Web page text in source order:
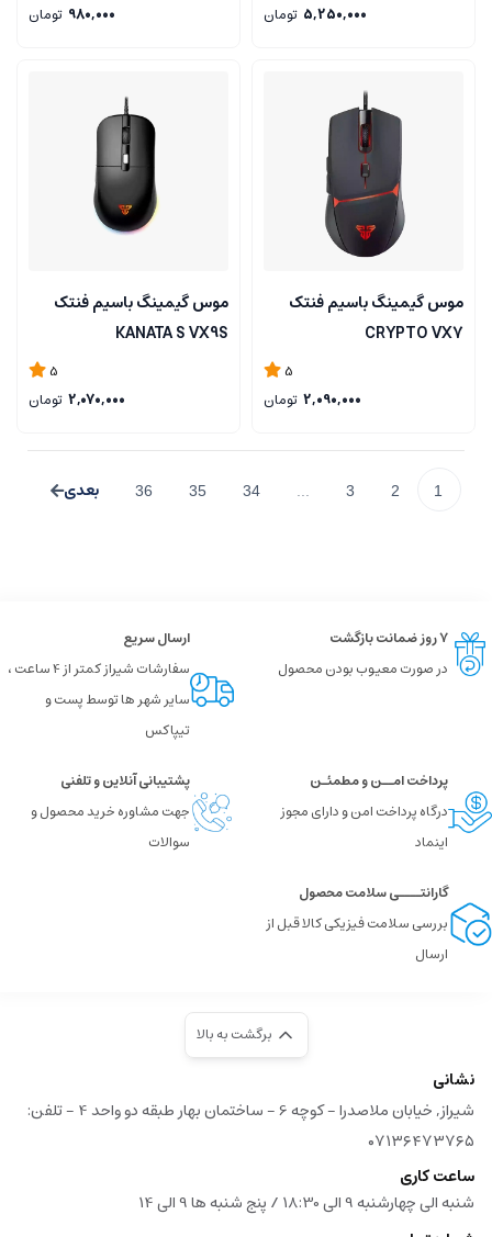
5,250,000 تومان
980,000 تومان
موس گیمینگ باسیم فنتک
CRYPTO VX7
5
2,090,000 تومان
موس گیمینگ باسیم فنتک
KANATA S VX9S
5
2,070,000 تومان
1
2
3
34
35
36
۷ روز ضمانت بازگشت
در صورت معیوب بودن محصول
ارسال سریع
سفارشات شیراز کمتر از 4 ساعت ،
سایر شهر ها توسط پست و
تیپاکس
پرداخت امــن و مطمئـن
درگاه پرداخت امن و دارای مجوز
اینماد
پشتیبانی آنلاین و تلفنی
جهت مشاوره خرید محصول و
سوالات
گارانتــــی سلامت محصول
بررسی سلامت فیزیکی کالا قبل از
ارسال
برگشت به بالا
نشانی
شیراز, خیابان ملاصدرا - کوچه 6 - ساختمان بهار طبقه دو واحد 4 - تلفن:
۰۷۱۳۶۴۷۳۷۶۵
ساعت کاری
شنبه الی چهارشنبه 9 الی 18:30 / پنج شنبه ها 9 الی 14